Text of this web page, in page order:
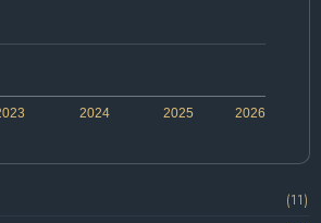
2024 2026
2025
(11)